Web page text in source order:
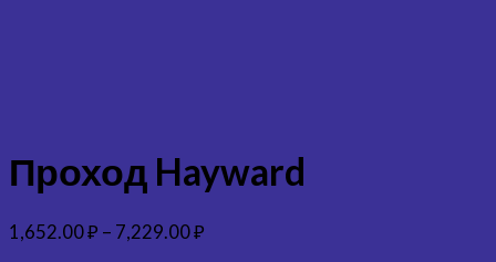
Проход Hayward
1,652.00₽ – 7,229.00₽